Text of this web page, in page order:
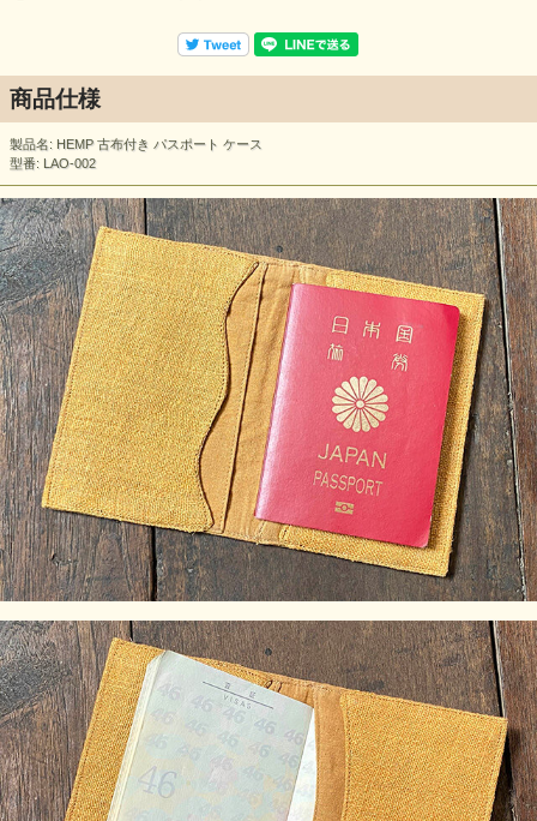
商品仕様
製品名: HEMP 古布付き パスポート ケース
型番: LAO-002